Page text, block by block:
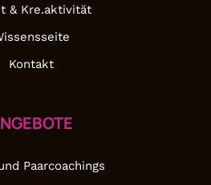
& Kre.aktivität
Kontakt
Paarcoachings